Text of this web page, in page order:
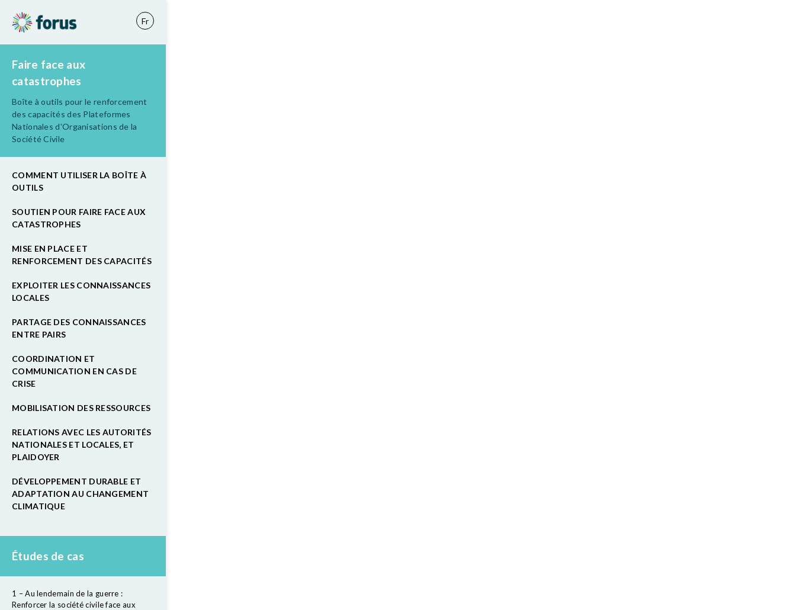
Fr
Faire face aux
catastrophes
Boîte à outils pour le renforcement
des capacités des Plateformes
Nationales d'Organisations de la
Société Civile
COMMENT UTILISER LA BOÎTE À
OUTILS
SOUTIEN POUR FAIRE FACE AUX
CATASTROPHES
MISE EN PLACE ET
RENFORCEMENT DES CAPACITÉS
EXPLOITER LES CONNAISSANCES
LOCALES
PARTAGE DES CONNAISSANCES
ENTRE PAIRS
COORDINATION ET
COMMUNICATION EN CAS DE
CRISE
MOBILISATION DES RESSOURCES
RELATIONS AVEC LES AUTORITÉS
NATIONALES ET LOCALES, ET
PLAIDOYER
DÉVELOPPEMENT DURABLE ET
ADAPTATION AU CHANGEMENT
CLIMATIQUE
Études de cas
1 – Au lendemain de la guerre :
Renforcer la société civile face aux